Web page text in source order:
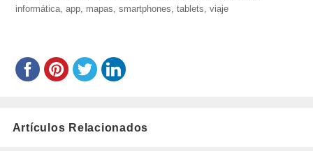
novo-
el
informática,app, mapas,smartphones,tablets,viaje
Artículos Relacionados